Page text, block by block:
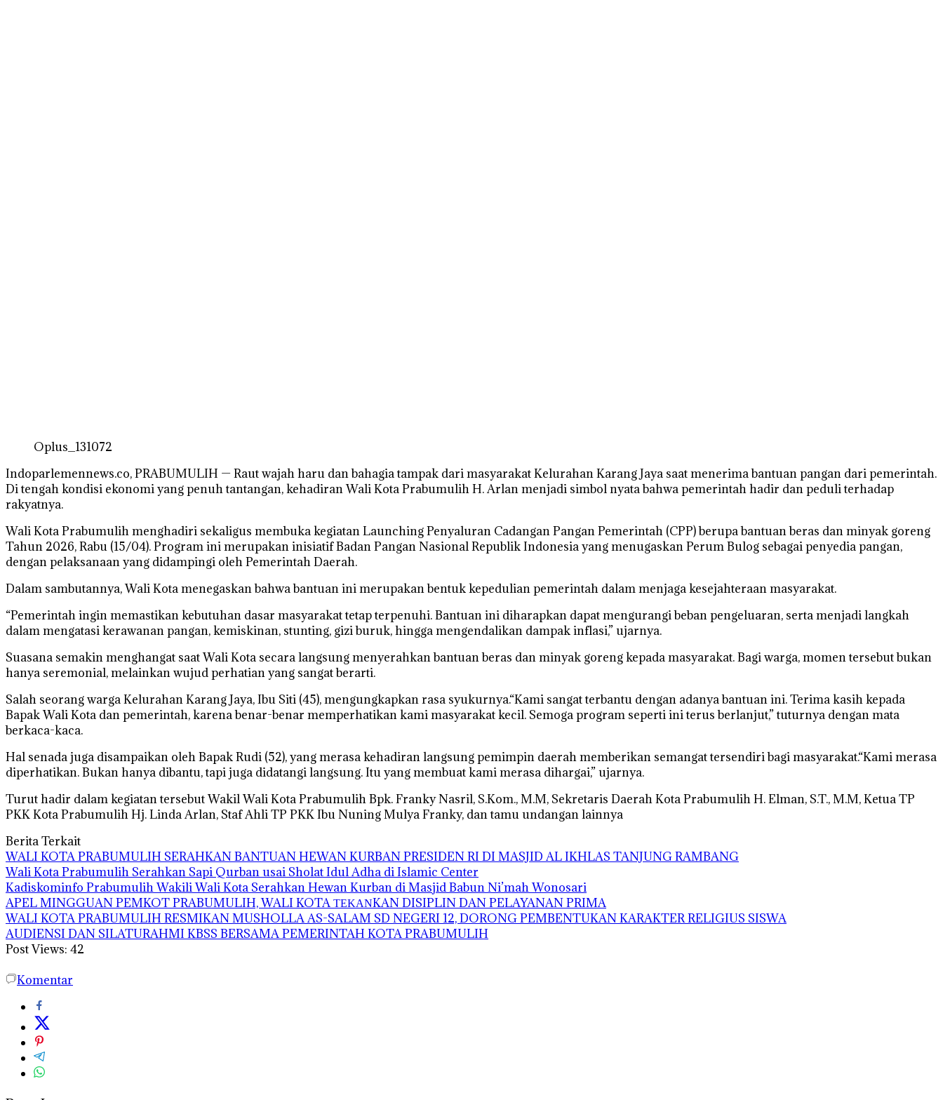
Oplus_131072
Indoparlemennews.co, PRABUMULIH — Raut wajah haru dan bahagia tampak dari masyarakat Kelurahan Karang Jaya saat menerima bantuan pangan dari pemerintah.
Di tengah kondisi ekonomi yang penuh tantangan, kehadiran Wali Kota Prabumulih H. Arlan menjadi simbol nyata bahwa pemerintah hadir dan peduli terhadap
rakyatnya.
Wali Kota Prabumulih menghadiri sekaligus membuka kegiatan Launching Penyaluran Cadangan Pangan Pemerintah (CPP) berupa bantuan beras dan minyak goreng
Tahun 2026, Rabu (15/04). Program ini merupakan inisiatif Badan Pangan Nasional Republik Indonesia yang menugaskan Perum Bulog sebagai penyedia pangan,
dengan pelaksanaan yang didampingi oleh Pemerintah Daerah.
Dalam sambutannya, Wali Kota menegaskan bahwa bantuan ini merupakan bentuk kepedulian pemerintah dalam menjaga kesejahteraan masyarakat.
“Pemerintah ingin memastikan kebutuhan dasar masyarakat tetap terpenuhi. Bantuan ini diharapkan dapat mengurangi beban pengeluaran, serta menjadi langkah
dalam mengatasi kerawanan pangan, kemiskinan, stunting, gizi buruk, hingga mengendalikan dampak inflasi,” ujarnya.
Suasana semakin menghangat saat Wali Kota secara langsung menyerahkan bantuan beras dan minyak goreng kepada masyarakat. Bagi warga, momen tersebut bukan
hanya seremonial, melainkan wujud perhatian yang sangat berarti.
Salah seorang warga Kelurahan Karang Jaya, Ibu Siti (45), mengungkapkan rasa syukurnya.“Kami sangat terbantu dengan adanya bantuan ini. Terima kasih kepada
Bapak Wali Kota dan pemerintah, karena benar-benar memperhatikan kami masyarakat kecil. Semoga program seperti ini terus berlanjut,” tuturnya dengan mata
berkaca-kaca.
Hal senada juga disampaikan oleh Bapak Rudi (52), yang merasa kehadiran langsung pemimpin daerah memberikan semangat tersendiri bagi masyarakat.“Kami merasa
diperhatikan. Bukan hanya dibantu, tapi juga didatangi langsung. Itu yang membuat kami merasa dihargai,” ujarnya.
Turut hadir dalam kegiatan tersebut Wakil Wali Kota Prabumulih Bpk. Franky Nasril, S.Kom., M.M, Sekretaris Daerah Kota Prabumulih H. Elman, S.T., M.M, Ketua TP
PKK Kota Prabumulih Hj. Linda Arlan, Staf Ahli TP PKK Ibu Nuning Mulya Franky, dan tamu undangan lainnya
Berita Terkait
WALI KOTA PRABUMULIH SERAHKAN BANTUAN HEWAN KURBAN PRESIDEN RI DI MASJID AL IKHLAS TANJUNG RAMBANG
Wali Kota Prabumulih Serahkan Sapi Qurban usai Sholat Idul Adha di Islamic Center
Kadiskominfo Prabumulih Wakili Wali Kota Serahkan Hewan Kurban di Masjid Babun Ni’mah Wonosari
APEL MINGGUAN PEMKOT PRABUMULIH, WALI KOTA ΤΕΚΑΝKAN DISIPLIN DAN PELAYANAN PRIMA
WALI KOTA PRABUMULIH RESMIKAN MUSHOLLA AS-SALAM SD NEGERI 12, DORONG PEMBENTUKAN KARAKTER RELIGIUS SISWA
AUDIENSI DAN SILATURAHMI KBSS BERSAMA PEMERINTAH KOTA PRABUMULIH
Post Views: 42
Komentar